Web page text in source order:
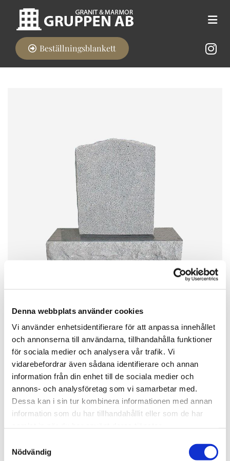
Denna webbplats använder cookies
Vi använder enhetsidentifierare för att anpassa innehållet
och annonserna till användarna, tillhandahålla funktioner
för sociala medier och analysera vår trafik. Vi
vidarebefordrar även sådana identifierare och annan
information från din enhet till de sociala medier och
annons- och analysföretag som vi samarbetar med.
Dessa kan i sin tur kombinera informationen med annan
information som du har tillhandahållit eller som de har
Nödvändig
Beställningsblankett
Gravsten 75
23 900,00 kr